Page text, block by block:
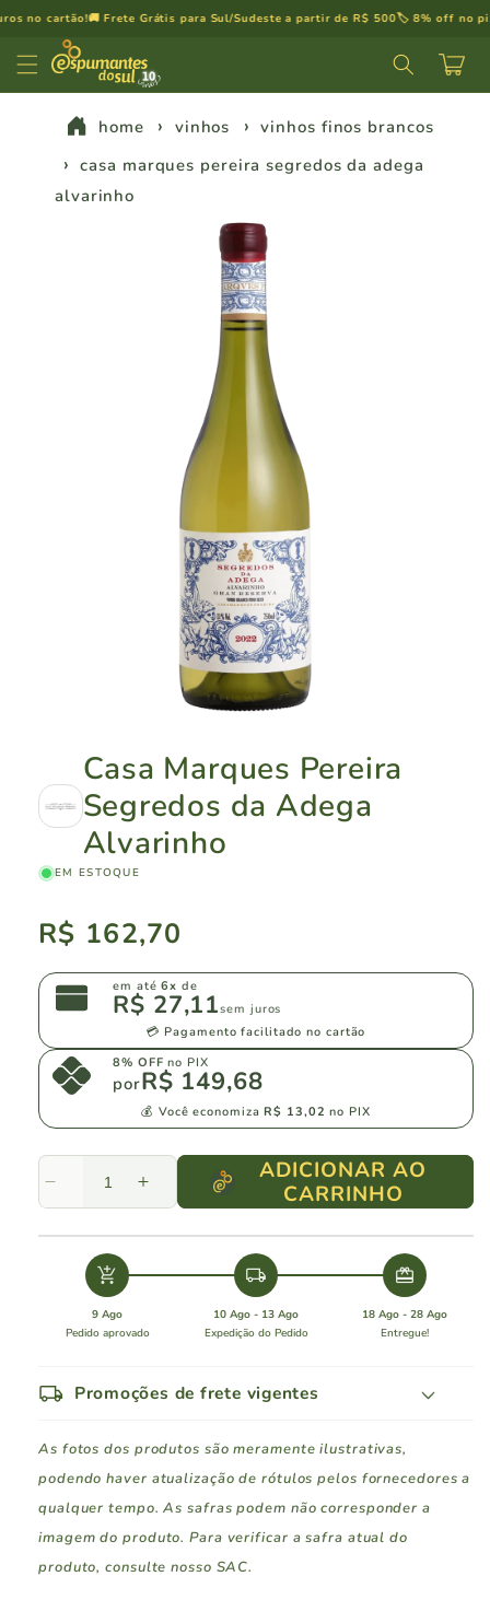
para o
conteúdo
no cartão!🚚 Frete Grátis para Sul/Sudeste a partir de R$ 500 🏷️ 8% off no pix💳
home vinhos
vinhos finos brancos
casa marques pereira segredos da adega
alvarinho
Casa Marques Pereira
Segredos da Adega
Alvarinho
EM ESTOQUE
Preço
R$ 162,70
em até6x de
R$ 27,11sem juros
💳 Pagamento facilitado no cartão
8% OFF no PIX
porR$ 149,68
💰 Você economizaR$ 13,02 no PIX
Diminuir
a
quantidade
Casa
Marques
Pereira
Adega
Aumentar
a
quantidade
Casa
Marques
Pereira
Adega
ADICIONAR AO
CARRINHO
add_shopping_cart
9 Ago
Pedido aprovado
local_shipping
10 Ago - 13 Ago
Expedição do Pedido
redeem
18 Ago - 28 Ago
Entregue!
local_shipping Promoções de frete vigentes
As fotos dos produtos são meramente ilustrativas,
podendo haver atualização de rótulos pelos fornecedores a
qualquer tempo. As safras podem não corresponder a
imagem do produto. Para verificar a safra atual do
produto, consulte nosso SAC.